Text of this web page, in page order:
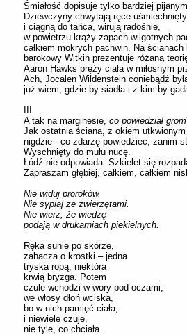
Śmiałość dopisuje tylko bardziej
Dziewczyny chwytają ręce
i ciągną do tańca, wirują radośnie,
w powietrzu krąży zapach wilgotnych
całkiem mokrych pachwin. Na ścianach
barokowy Witkin prezentuje różaną
Aaron Hawks pręży ciała w miłosnym
Ach, Jocalen Wildenstein coniebądź
już wiem, gdzie by siadła i z kim by
A tak na marginesie, co powiedział grom
Jak ostatnia ściana, z okiem utkwionym
nigdzie - co zdarzę powiedzieć, zanim
Wyschnięty do mułu nucę.
Łódź nie odpowiada. Szkielet się
Zapraszam głębiej, całkiem, całkiem
Nie widuj proroków.
Nie sypiaj ze zwierzętami.
Nie wierz, że wiedzę
podają w drukarniach piekielnych.
Ręka sunie po skórze,
zahacza o krostki – jedna
tryska ropą, niektóra
krwią bryzga. Potem
czule wchodzi w wory pod oczami;
we włosy dłoń wciska,
bo w nich pamięć ciała,
i niewiele czuje,
nie tyle, co chciała.